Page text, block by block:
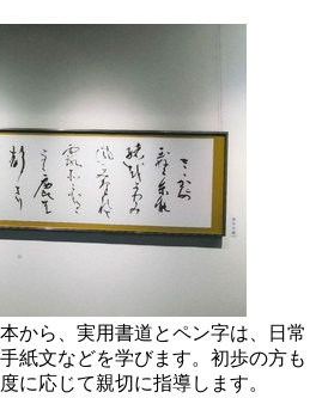
から、実用書道とペン字は、日常
紙文などを学びます。初歩の方も
に応じて親切に指導します。